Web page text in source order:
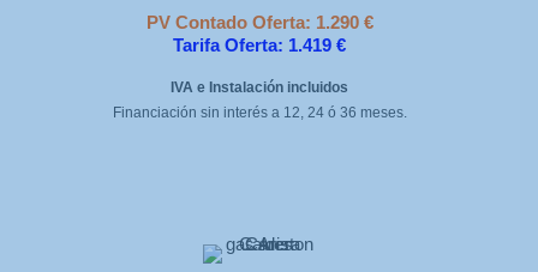
PV Contado Oferta: 1.290 €
Tarifa Oferta: 1.419 €
IVA e Instalación incluidos
Financiación sin interés a 12, 24 ó 36 meses.